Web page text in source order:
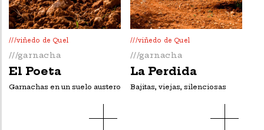
///viñedo de Quel
///garnacha
El Poeta
Garnachas en un suelo austero
///viñedo de Quel
///garnacha
La Perdida
Bajitas, viejas, silenciosas